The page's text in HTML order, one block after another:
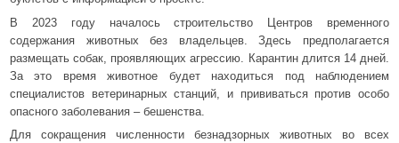
В 2023 году началось строительство Центров временного
содержания животных без владельцев. Здесь предполагается
размещать собак, проявляющих агрессию. Карантин длится 14 дней.
За это время животное будет находиться под наблюдением
специалистов ветеринарных станций, и прививаться против особо
опасного заболевания – бешенства.
Для сокращения численности безнадзорных животных во всех